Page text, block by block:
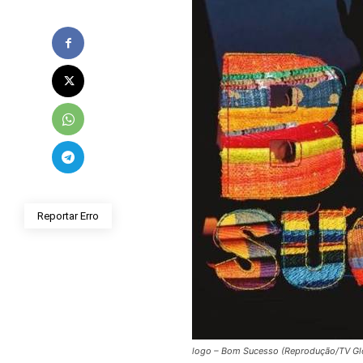
Reportar Erro
logo – Bom Sucesso (Reprodução/TV